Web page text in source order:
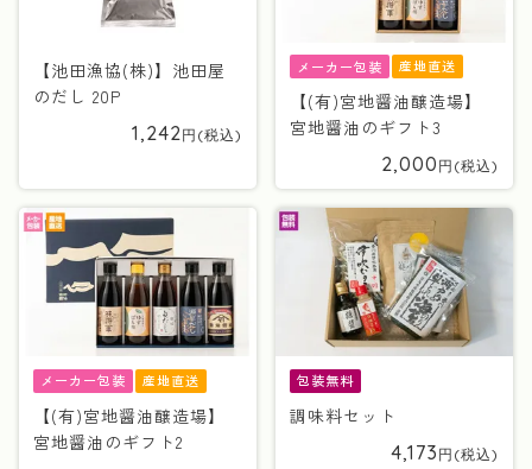
【池田漁協(株)】池田屋
のだし 20P
1,242
メーカー包装 産地直送
【(有)宮地醤油醸造場】
宮地醤油のギフト3
2,000
メーカー包装 産地直送
【(有)宮地醤油醸造場】
宮地醤油のギフト2
包装無料
調味料セット
4,173